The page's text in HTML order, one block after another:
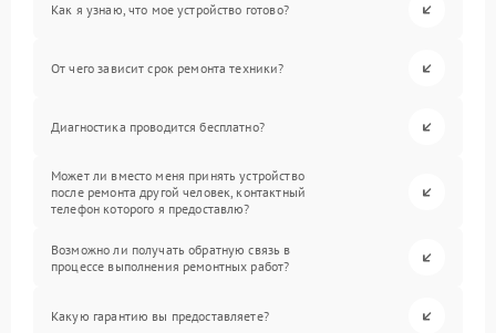
Как я узнаю, что мое устройство готово?
От чего зависит срок ремонта техники?
Диагностика проводится бесплатно?
Может ли вместо меня принять устройство
после ремонта другой человек, контактный
телефон которого я предоставлю?
Возможно ли получать обратную связь в
процессе выполнения ремонтных работ?
Какую гарантию вы предоставляете?